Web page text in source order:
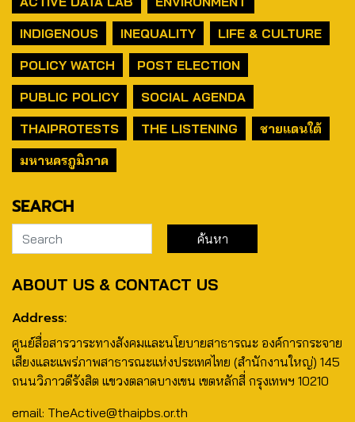
INDIGENOUS
INEQUALITY
LIFE & CULTURE
POLICY WATCH
POST ELECTION
PUBLIC POLICY
SOCIAL AGENDA
THAIPROTESTS
THE LISTENING
ชายแดนใต้
มหานครภูมิภาค
SEARCH
ABOUT US & CONTACT US
Address:
ศูนย์สื่อสารวาระทางสังคมและนโยบายสาธารณะ องค์การกระจาย
เสียงและแพร่ภาพสาธารณะแห่งประเทศไทย (สำนักงานใหญ่) 145
ถนนวิภาวดีรังสิต แขวงตลาดบางเขน เขตหลักสี่ กรุงเทพฯ 10210
email: TheActive@thaipbs.or.th